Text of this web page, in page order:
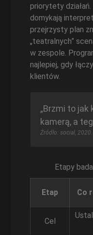
priorytety
domykają
przejrzysty plan
„teatralnych”
w zespole.
najlepiej, gdy
klientów.
„Brzmi to jak
kamerą, a
Źródło: social, 2020.
Etapy
Etap Co
Cel